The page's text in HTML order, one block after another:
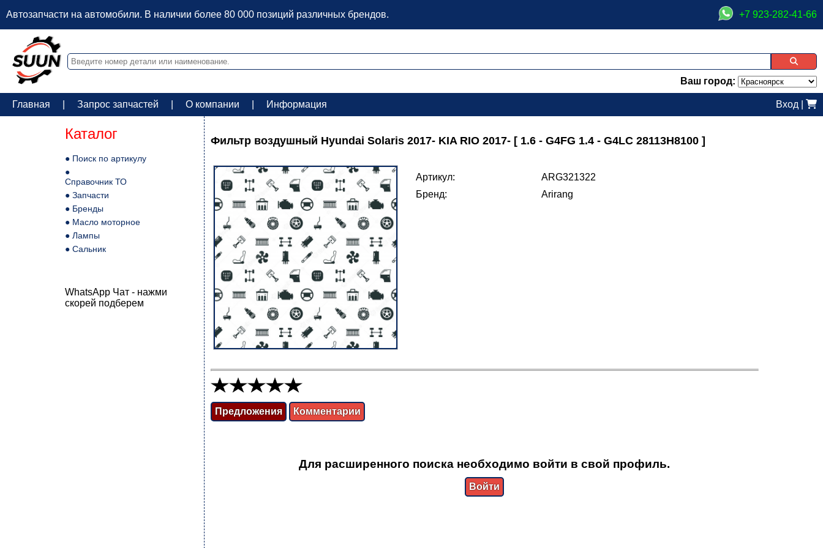
Автозапчасти на автомобили. В наличии более 80 000 позиций различных брендов. +7 923-282-41-66
Ваш город:
Вход
Главная Запрос запчастей О компании Информация
Каталог
● Поиск по артикулу
●
Справочник ТО
● Запчасти
● Бренды
● Масло моторное
● Лампы
● Сальник
WhatsApp Чат - нажми
скорей подберем
Фильтр воздушный Hyundai Solaris 2017- KIA RIO 2017- [ 1.6 - G4FG 1.4 - G4LC 28113H8100 ]
Артикул:
ARG321322
Бренд:
Arirang
Предложения Комментарии
Для расширенного поиска необходимо войти в свой профиль.
Войти